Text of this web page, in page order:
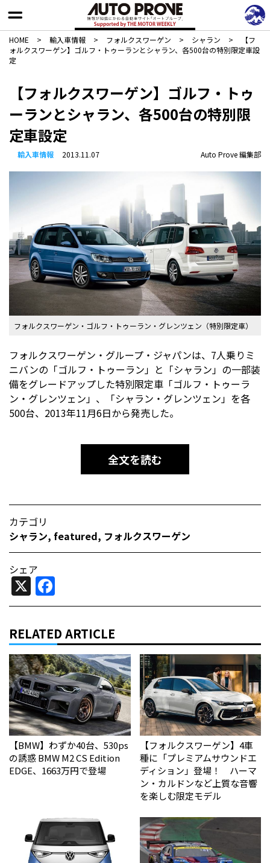
HOME > 輸入車情報 > フォルクスワーゲン > シャラン >
【フ
ォルクスワーゲン】ゴルフ・トゥーランとシャラン、各500台の特別限定車設
定
【フォルクスワーゲン】ゴルフ・トゥ
ーランとシャラン、各500台の特別限
定車設定
輸入車情報 2013.11.07 Auto Prove 編集部
フォルクスワーゲン・ゴルフ・トゥーラン・グレンツェン（特別限定車）
フォルクスワーゲン・グループ・ジャパンは、7人乗りミ
ニバンの「ゴルフ・トゥーラン」と「シャラン」の一部装
備をグレードアップした特別限定車「ゴルフ・トゥーラ
ン・グレンツェン」、「シャラン・グレンツェン」を各
500台、2013年11月6日から発売した。
全文を読む
カテゴリ
シャラン, featured, フォルクスワーゲン
シェア
X
RELATED ARTICLE
【BMW】わずか40台、530ps
の誘惑 BMW M2 CS Edition
EDGE、1663万円で登場
【フォルクスワーゲン】4車
種に「プレミアムサウンドエ
ディション」登場！ ハーマ
ン・カルドンなど上質な音響
を楽しむ限定モデル